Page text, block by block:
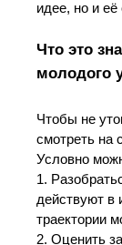
идее, но и
Что это
молодого
Чтобы не
смотреть на
Условно
1.
действуют в
траектории
2. Оценить